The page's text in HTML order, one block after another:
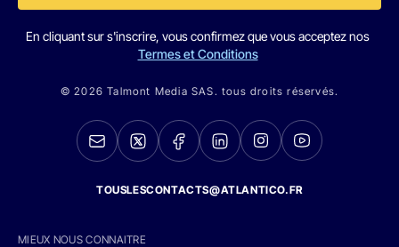
En cliquant sur s'inscrire, vous confirmez que vous acceptez nos
Termes et Conditions
© 2026 Talmont Media SAS. tous droits réservés.
TOUSLESCONTACTS@ATLANTICO.FR
MIEUX NOUS CONNAITRE